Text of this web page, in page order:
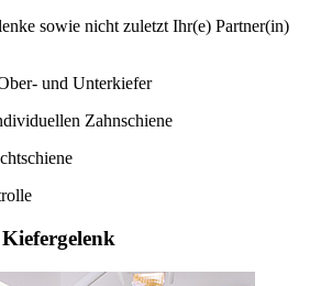
sowie nicht zuletzt Ihr(e) Partner(in)
und Unterkiefer
Zahnschiene